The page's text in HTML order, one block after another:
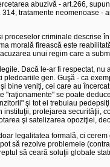
abuzivă - art.266,
tratamente neomenoase
proceselor criminale descrise
morală firească este
unui regim care a
Dacă le-ar fi respectat,
gen. Guşă - ca
bine veniţi, cei care au
"raţionamente" se poate
şi tot ei trebuiau
protejarea securităţii,
şi satelizarea opoziţiei,
legalitatea formală, ci
să rezolve problemele
să ceară soluţii globale